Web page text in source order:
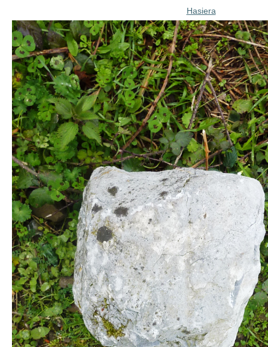
Hasiera